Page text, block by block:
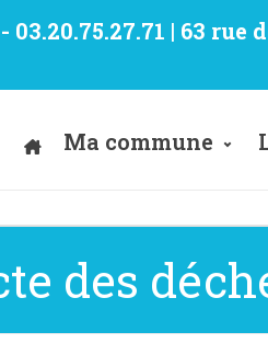
| 63 rue
Ma commune
des